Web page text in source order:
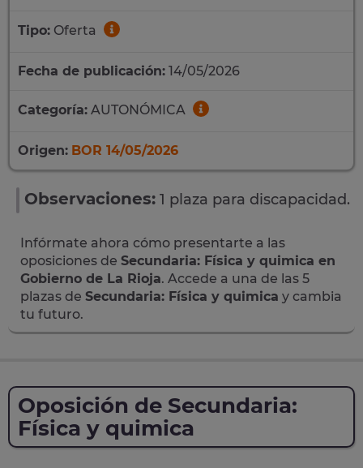
Tipo: Oferta
Fecha de publicación: 14/05/2026
Categoría: AUTONÓMICA
Origen: BOR 14/05/2026
Observaciones: 1 plaza para discapacidad.
Infórmate ahora cómo presentarte a las
oposiciones de Secundaria: Física y quimica en
Gobierno de La Rioja. Accede a una de las 5
plazas de Secundaria: Física y quimica y cambia
tu futuro.
Oposición de Secundaria:
Física y quimica